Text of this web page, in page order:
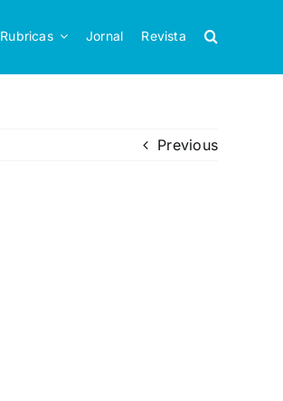
Rubricas Jornal Revista
Previous